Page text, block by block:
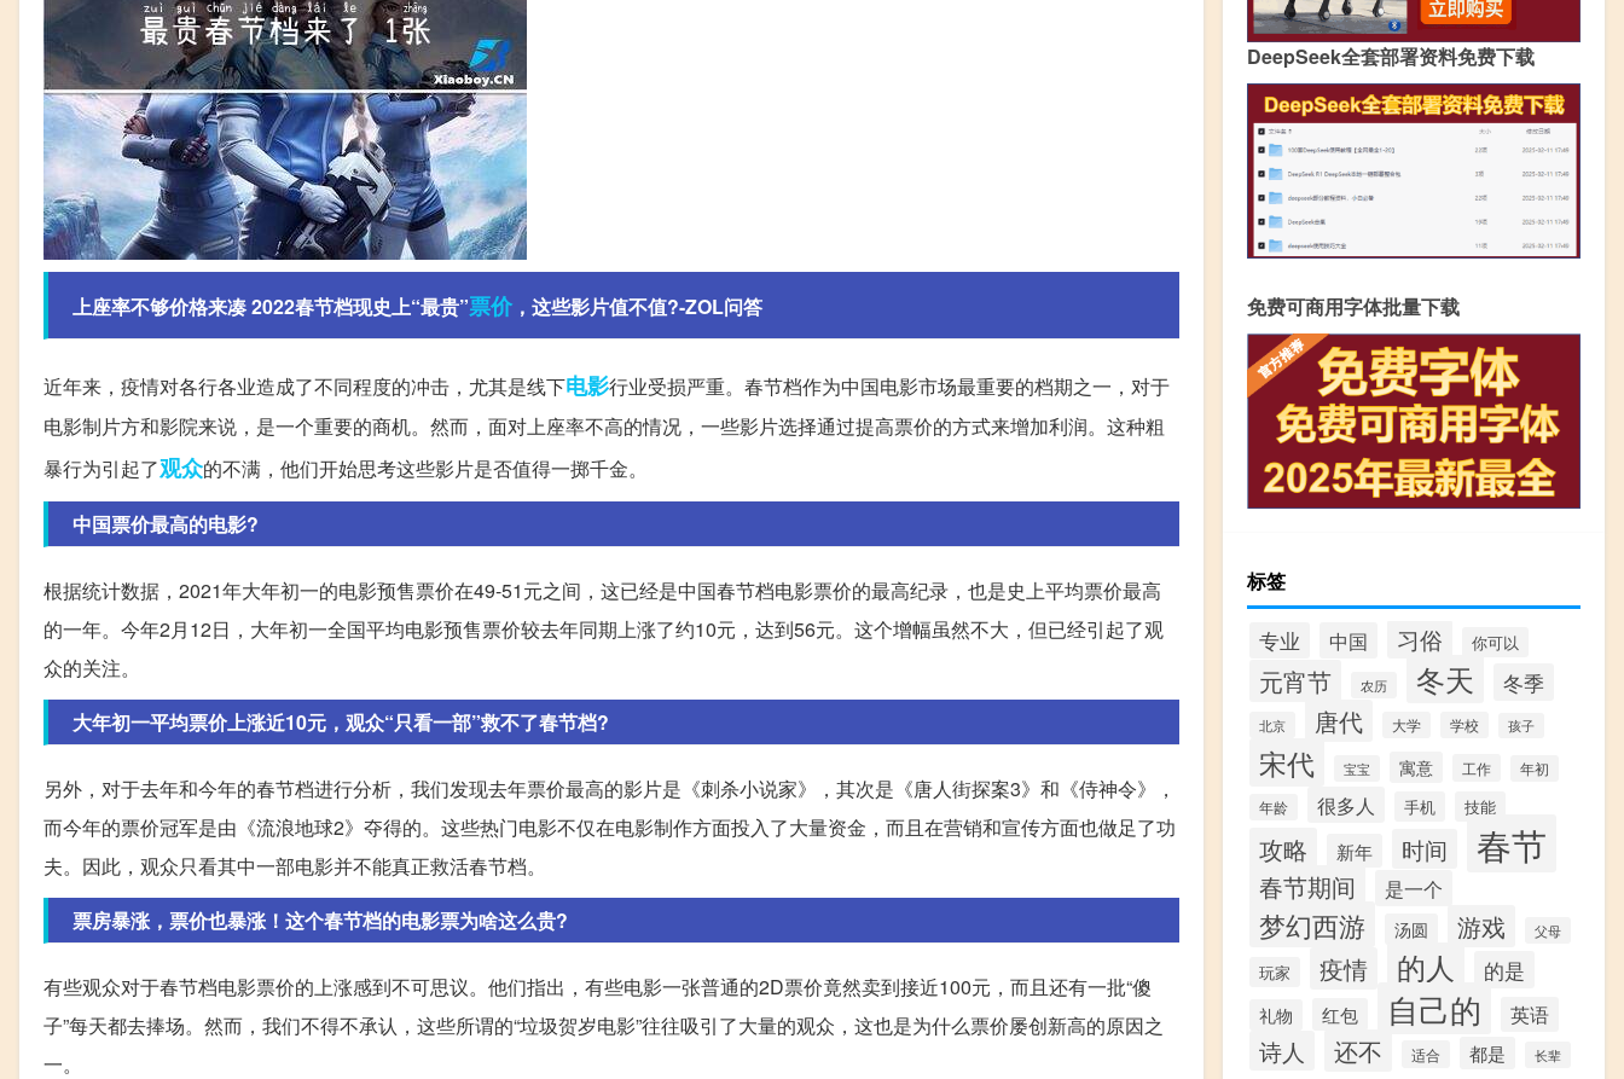
上座率不够价格来凑 2022春节档现史上“最贵”票价 ，这些影片值不值?-ZOL问答
近年来，疫情对各行各业造成了不同程度的冲击，尤其是线下电影行业受损严重。春节档作为中国电影市场最重要的档期之一，对于
电影制片方和影院来说，是一个重要的商机。然而，面对上座率不高的情况，一些影片选择通过提高票价的方式来增加利润。这种粗
暴行为引起了观众的不满，他们开始思考这些影片是否值得一掷千金。
中国票价最高的电影?
根据统计数据，2021年大年初一的电影预售票价在49-51元之间，这已经是中国春节档电影票价的最高纪录，也是史上平均票价最高
的一年。今年2月12日，大年初一全国平均电影预售票价较去年同期上涨了约10元，达到56元。这个增幅虽然不大，但已经引起了观
众的关注。
大年初一平均票价上涨近10元，观众“只看一部”救不了春节档?
另外，对于去年和今年的春节档进行分析，我们发现去年票价最高的影片是《刺杀小说家》，其次是《唐人街探案3》和《侍神令》，
而今年的票价冠军是由《流浪地球2》夺得的。这些热门电影不仅在电影制作方面投入了大量资金，而且在营销和宣传方面也做足了功
夫。因此，观众只看其中一部电影并不能真正救活春节档。
票房暴涨，票价也暴涨！这个春节档的电影票为啥这么贵?
有些观众对于春节档电影票价的上涨感到不可思议。他们指出，有些电影一张普通的2D票价竟然卖到接近100元，而且还有一批“傻
子”每天都去捧场。然而，我们不得不承认，这些所谓的“垃圾贺岁电影”往往吸引了大量的观众，这也是为什么票价屡创新高的原因之
一。
DeepSeek全套部署资料免费下载
免费可商用字体批量下载
标签
专业 中国 习俗 你可以
元宵节 农历 冬天 冬季
北京 唐代 大学 学校 孩子
宋代 宝宝 寓意 工作
年初
年龄
很多人 手机 技能
攻略 新年 时间 春节
春节期间 是一个
梦幻西游 汤圆 游戏 父母
玩家 疫情 的人 的是
礼物 红包 自己的 英语
诗人 还不 适合 都是 长辈